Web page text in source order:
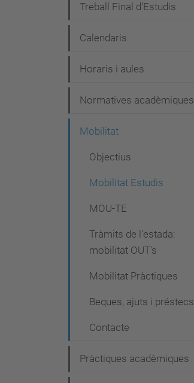
Treball Final d'Estudis
Calendaris
Horaris i aules
Normatives acadèmiques
Mobilitat
Objectius
Mobilitat Estudis
MOU-TE
Tràmits de l'estada:
mobilitat OUT's
Mobilitat Pràctiques
Beques, ajuts i préstecs
Contacte
Pràctiques acadèmiques